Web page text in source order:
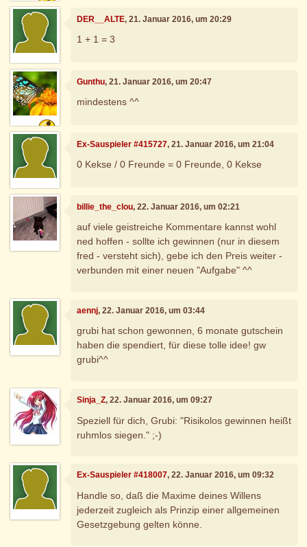
DER__ALTE, 21. Januar 2016, um 20:29
1 + 1 = 3
Gunthu, 21. Januar 2016, um 20:47
mindestens ^^
Ex-Sauspieler #415727, 21. Januar 2016, um 21:04
0 Kekse / 0 Freunde = 0 Freunde, 0 Kekse
billie_the_clou, 22. Januar 2016, um 02:21
auf viele geistreiche Kommentare kannst wohl
ned hoffen - sollte ich gewinnen (nur in diesem
fred - versteht sich), gebe ich den Preis weiter -
verbunden mit einer neuen "Aufgabe" ^^
aennj, 22. Januar 2016, um 03:44
grubi hat schon gewonnen, 6 monate gutschein
haben die spendiert, für diese tolle idee! gw
grubi^^
Sinja_Z, 22. Januar 2016, um 09:27
Speziell für dich, Grubi: "Risikolos gewinnen heißt
ruhmlos siegen." ;-)
Ex-Sauspieler #418007, 22. Januar 2016, um 09:32
Handle so, daß die Maxime deines Willens
jederzeit zugleich als Prinzip einer allgemeinen
Gesetzgebung gelten könne.